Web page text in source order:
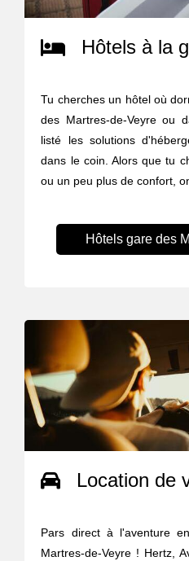
Hôtels à la
Tu cherches un hôtel où
des Martres-de-Veyre ou
listé les solutions
dans le coin. Alors que tu
ou un peu plus de confort,
Hôtels gare des
Location de
Pars direct à l'aventure
Martres-de-Veyre ! Hertz,